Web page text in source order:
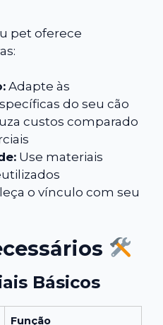
pet oferece
Adapte às
do seu cão
custos comparado
Use materiais
o vínculo com seu
Básicos
Função